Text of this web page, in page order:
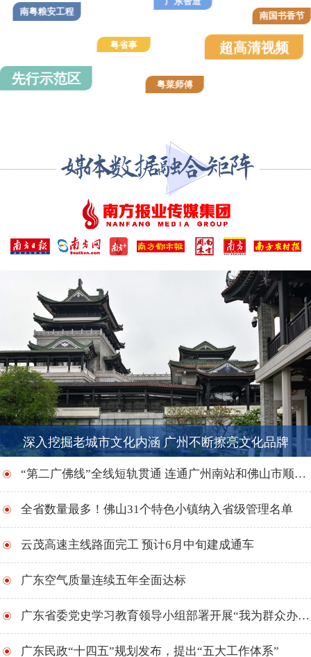
超高清视频
南粤粮安工程
粤菜师傅
先行示范区
粤省事
南国书香节
深入挖掘老城市文化内涵 广州不断擦亮文化品牌
“第二广佛线”全线短轨贯通 连通广州南站和佛山市顺德区
全省数量最多！佛山31个特色小镇纳入省级管理名单
云茂高速主线路面完工 预计6月中旬建成通车
广东空气质量连续五年全面达标
广东省委党史学习教育领导小组部署开展“我为群众办实事”实践活动
广东民政“十四五”规划发布，提出“五大工作体系”